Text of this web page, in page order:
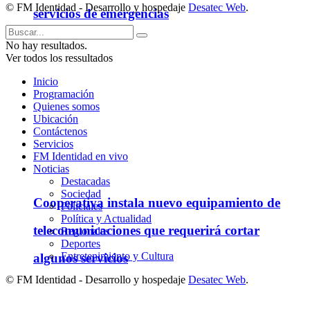
servicios de emergencias
Cooperativa instala nuevo equipamiento de
telecomunicaciones que requerirá cortar
algunos servicios
© FM Identidad - Desarrollo y hospedaje Desatec Web.
No hay resultados.
Ver todos los ressultados
Inicio
Programación
Quienes somos
Ubicación
Contáctenos
Servicios
FM Identidad en vivo
Noticias
Destacadas
Sociedad
Policiales
Política y Actualidad
Regionales
Deportes
Entretenimiento y Cultura
© FM Identidad - Desarrollo y hospedaje Desatec Web.